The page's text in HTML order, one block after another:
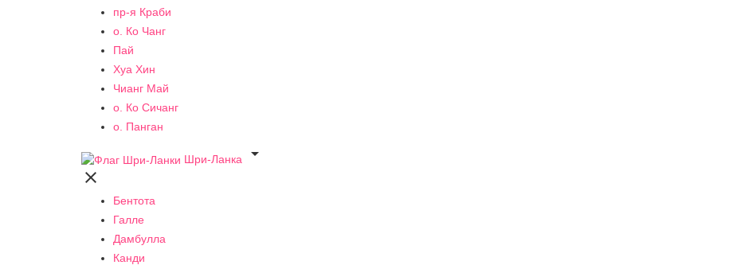
пр-я Краби
о. Ко Чанг
Пай
Хуа Хин
Чианг Май
о. Ко Сичанг
о. Панган
Шри-Ланка


Бентота
Галле
Дамбулла
Канди